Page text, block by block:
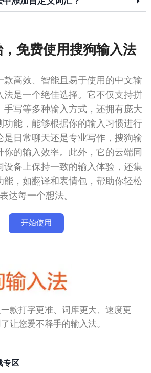
免费使用搜狗输入法
款高效、智能且易于使用的中文输
法是一个绝佳选择。它不仅支持拼
手写等多种输入方式，还拥有庞大
功能，能够根据你的输入习惯进行
是日常聊天还是专业写作，搜狗输
你的输入效率。此外，它的云端同
设备上保持一致的输入体验，还集
能，如翻译和表情包，帮助你轻松
表达每一个想法。
开始使用
款打字更准、词库更大、速度更
让您爱不释手的输入法。
专区